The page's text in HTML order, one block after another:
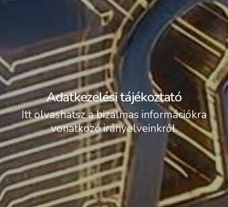
Adatkezelési tájékoztató
Itt olvashatsz a bizalmas információkra
vonatkozó irányelveinkről.